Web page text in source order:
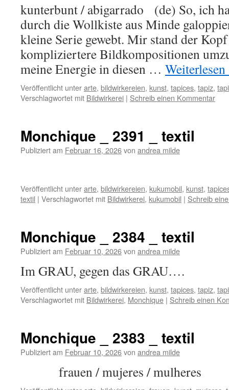
kunterbunt / abigarrado (de) So, ich
durch die Wollkiste aus Minde
kleine Serie gewebt. Mir stand der
kompliziertere Bildkompositionen
meine Energie in diesen … Weiterlesen
Veröffentlicht unterarte, bildwirkereien, kunst, tapices, tapiz,
Verschlagwortet mit Bildwirkerei | Schreib einen Kommentar
Monchique _ 2391 _ textil
Publiziert am Februar 16, 2026von andrea milde
Veröffentlicht unterarte, bildwirkereien, kukumobil, kunst,
textil | Verschlagwortet mit Bildwirkerei, kukumobil | Schreib
Monchique _ 2384 _ textil
Publiziert am Februar 10, 2026von andrea milde
Im GRAU, gegen das GRAU….
Veröffentlicht unterarte, bildwirkereien, kunst, tapices, tapiz,
Verschlagwortet mit Bildwirkerei, Monchique | Schreib einen
Monchique _ 2383 _ textil
Publiziert am Februar 10, 2026von andrea milde
frauen / mujeres / mulheres